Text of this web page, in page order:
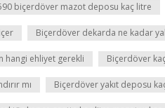
biçerdöver mazot deposu kaç litre
Biçerdöver dekarda ne kadar
hangi ehliyet gerekli Biçerdöver
mı Biçerdöver yakıt deposu